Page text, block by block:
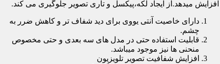
افزایش میدهد.از ایجاد لکه،پیکسل و تاری تصویر جلوگیری می کند.
دارای خاصیت آنتی یووی برای دید شفاف تر و کاهش ضرر به
چشم.
قابلیت استفاده حتی در مدل های سه بعدی و حتی مخصوص
منحنی ها نیز موجود میباشد.
افزایش شفافیت تصویر تلویزیون